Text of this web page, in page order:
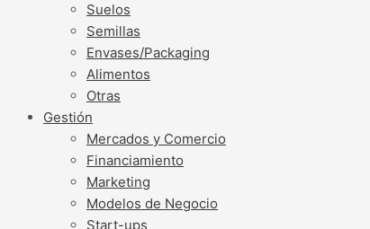
Suelos
Semillas
Envases/Packaging
Alimentos
Otras
Gestión
Mercados y Comercio
Financiamiento
Marketing
Modelos de Negocio
Start-ups